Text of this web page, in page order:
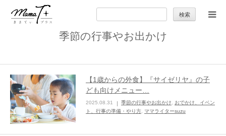
索:
季節の行事やお出かけ
【1歳からの外食】『サイゼリヤ』の子
ども向けメニュー…
2025.08.31 季節の行事やお出かけ
おでかけ、イベン
ト、行事の準備・やり方 ママライターsuzu
セカンドキャリア